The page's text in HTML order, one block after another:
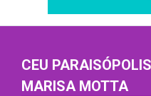
CEU
MARISA MOTTA